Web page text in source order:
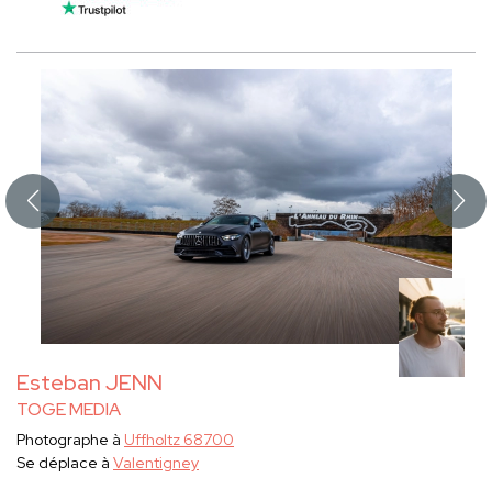
Esteban JENN
TOGE MEDIA
Photographe à Uffholtz 68700
Se déplace à Valentigney